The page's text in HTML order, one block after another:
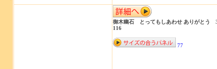
御木幽石 とってもしあわせ ありがとう
116
77